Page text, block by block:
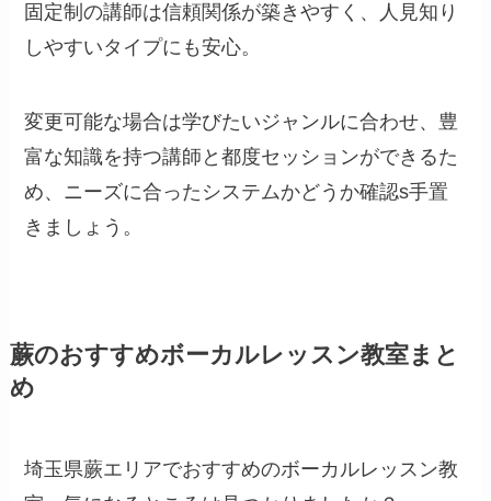
固定制の講師は信頼関係が築きやすく、人見知り
しやすいタイプにも安心。
変更可能な場合は学びたいジャンルに合わせ、豊
富な知識を持つ講師と都度セッションができるた
め、ニーズに合ったシステムかどうか確認s手置
きましょう。
蕨のおすすめボーカルレッスン教室まと
め
埼玉県蕨エリアでおすすめのボーカルレッスン教